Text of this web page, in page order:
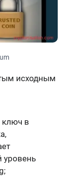
исходным
ключ в
уровень
;